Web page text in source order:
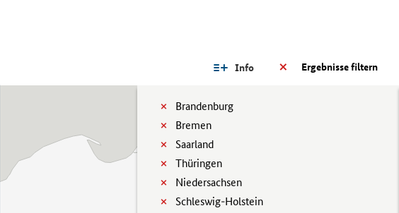
Ergebnisse filtern
Info
Brandenburg
Bremen
Saarland
Thüringen
Niedersachsen
Schleswig-Holstein